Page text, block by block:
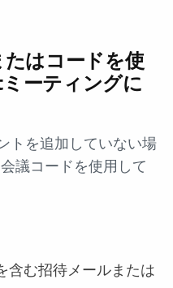
はコードを使
ーティングに
トを追加していない場
議コードを使用して
む招待メールまたは